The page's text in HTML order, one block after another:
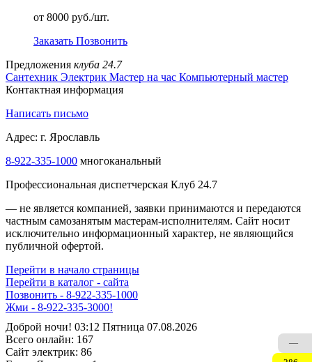
от 8000 руб./шт.
Заказать Позвонить
Предложения клуба 24.7
Сантехник Электрик Мастер на час Компьютерный мастер
Контактная информация
Написать письмо
Адрес: г. Ярославль
8-922-335-1000 многоканальный
Профессиональная диспетчерская Клуб 24.7
— не является компанией, заявки принимаются и передаются
частным самозанятым мастерам‑исполнителям. Сайт носит
исключительно информационный характер, не являющийся
публичной офертой.
Перейти в начало страницы
Перейти в каталог - сайта
Позвонить - 8-922-335-1000
Жми - 8-922-335-3000!
Доброй ночи! 03:12 Пятница 07.08.2026
Всего онлайн: 167
Сайт электрик: 86
—